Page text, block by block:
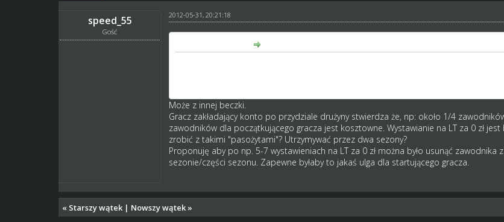
speed_55
Gość
2012-05-31, 20:21:18
Może z innej beczki.
Gracz zakładający konto po przydziale drużyny stwierdza że, np: około 1/4
zawodników dla początkującego gracza jest kosztowne. Wystawianie na LT za 0 zł
zrobić z takimi "pasożytami"? Utrzymywać przez dwa sezony?
Proponuję aby po np. 5-7 wystawieniach na LT za 0 zł można było usunąć
sezonie/części sezonu. Zapewne byłaby to jakaś ulga dla startującego gracza.
« Starszy wątek | Nowszy wątek »